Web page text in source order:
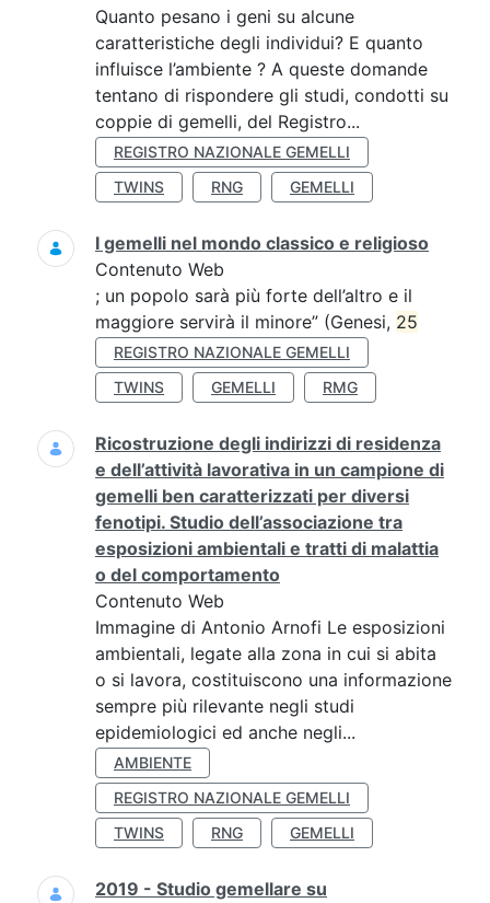
Quanto pesano i geni su alcune
caratteristiche degli individui? E quanto
influisce l’ambiente ? A queste domande
tentano di rispondere gli studi, condotti su
coppie di gemelli, del Registro...
REGISTRO NAZIONALE GEMELLI
TWINS
RNG GEMELLI
I gemelli nel mondo classico e religioso
Contenuto Web
; un popolo sarà più forte dell’altro e il
maggiore servirà il minore” (Genesi, 25
REGISTRO NAZIONALE GEMELLI
TWINS
GEMELLI RMG
Ricostruzione degli indirizzi di residenza
e dell’attività lavorativa in un campione di
gemelli ben caratterizzati per diversi
fenotipi. Studio dell’associazione tra
esposizioni ambientali e tratti di malattia
o del comportamento
Contenuto Web
Immagine di Antonio Arnofi Le esposizioni
ambientali, legate alla zona in cui si abita
o si lavora, costituiscono una informazione
sempre più rilevante negli studi
epidemiologici ed anche negli...
AMBIENTE
REGISTRO NAZIONALE GEMELLI
TWINS
RNG GEMELLI
2019 - Studio gemellare su